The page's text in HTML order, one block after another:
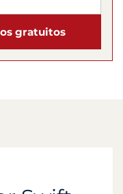
gratuitos